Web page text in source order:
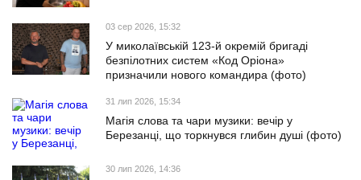
03 сер 2026, 15:32
У миколаївській 123-й окремій бригаді
безпілотних систем «Код Оріона»
призначили нового командира (фото)
31 лип 2026, 15:34
Магія слова та чари музики: вечір у
Березанці, що торкнувся глибин душі (фото)
30 лип 2026, 14:36